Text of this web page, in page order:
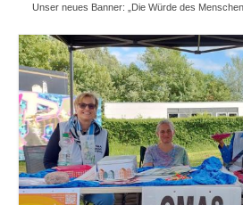
Unser neues Banner: „Die Würde des